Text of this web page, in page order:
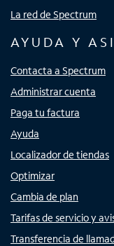
La red de Spectrum
AYUDA Y
Contacta a Spectrum
Administrar cuenta
Paga tu factura
Ayuda
Localizador de tiendas
Optimizar
Cambia de plan
Tarifas de servicio y
Transferencia de